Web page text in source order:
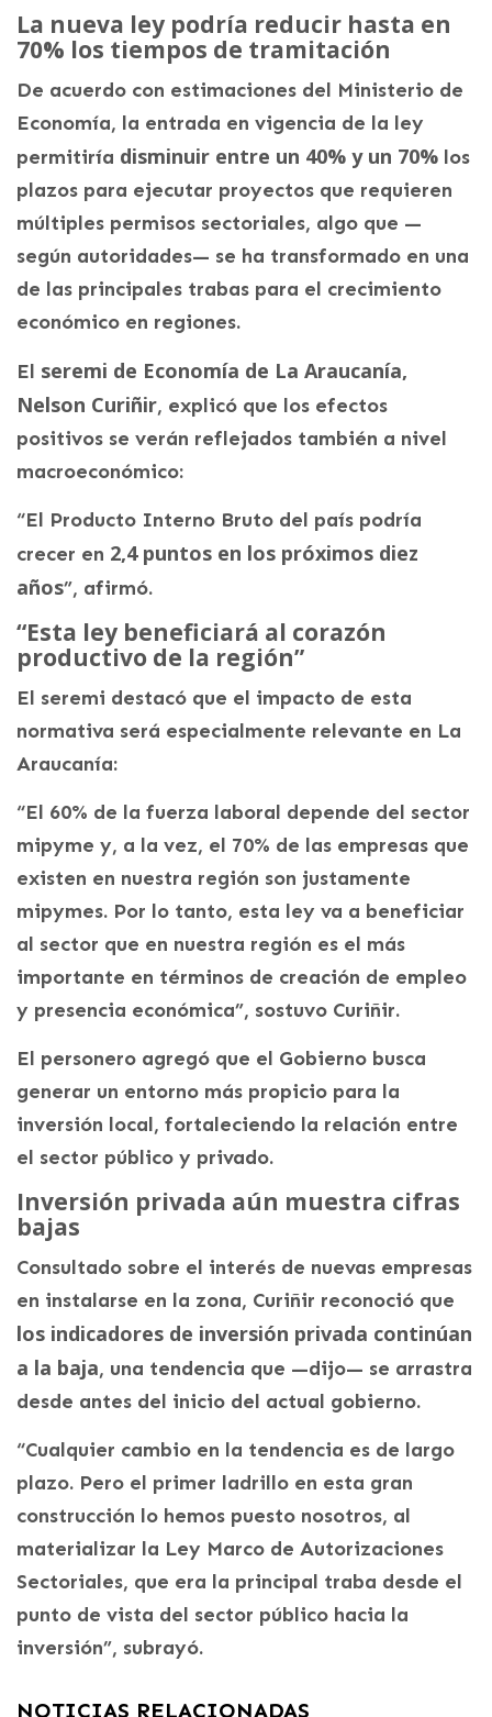
La nueva ley podría reducir hasta en
70% los tiempos de tramitación
De acuerdo con estimaciones del Ministerio de
Economía, la entrada en vigencia de la ley
permitiría disminuir entre un 40% y un 70% los
plazos para ejecutar proyectos que requieren
múltiples permisos sectoriales, algo que —
según autoridades— se ha transformado en una
de las principales trabas para el crecimiento
económico en regiones.
El seremi de Economía de La Araucanía,
Nelson Curiñir, explicó que los efectos
positivos se verán reflejados también a nivel
macroeconómico:
“El Producto Interno Bruto del país podría
crecer en 2,4 puntos en los próximos diez
años”, afirmó.
“Esta ley beneficiará al corazón
productivo de la región”
El seremi destacó que el impacto de esta
normativa será especialmente relevante en La
Araucanía:
“El 60% de la fuerza laboral depende del sector
mipyme y, a la vez, el 70% de las empresas que
existen en nuestra región son justamente
mipymes. Por lo tanto, esta ley va a beneficiar
al sector que en nuestra región es el más
importante en términos de creación de empleo
y presencia económica”, sostuvo Curiñir.
El personero agregó que el Gobierno busca
generar un entorno más propicio para la
inversión local, fortaleciendo la relación entre
el sector público y privado.
Inversión privada aún muestra cifras
bajas
Consultado sobre el interés de nuevas empresas
en instalarse en la zona, Curiñir reconoció que
los indicadores de inversión privada continúan
a la baja, una tendencia que —dijo— se arrastra
desde antes del inicio del actual gobierno.
“Cualquier cambio en la tendencia es de largo
plazo. Pero el primer ladrillo en esta gran
construcción lo hemos puesto nosotros, al
materializar la Ley Marco de Autorizaciones
Sectoriales, que era la principal traba desde el
punto de vista del sector público hacia la
inversión”, subrayó.
NOTICIAS RELACIONADAS